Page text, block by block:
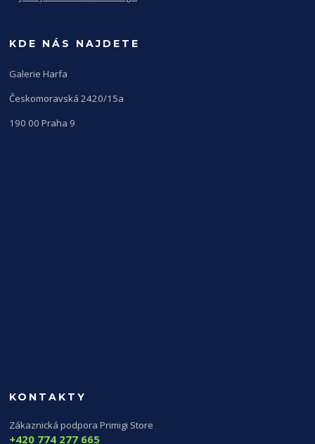
KDE NÁS NAJDETE
Galerie Harfa
Českomoravská 2420/15a
190 00 Praha 9
KONTAKTY
Zákaznická podpora Primigi Store
+420 774 277 665